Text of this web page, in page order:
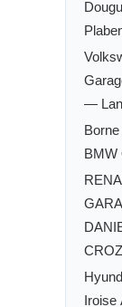
—
BMW
Iroise